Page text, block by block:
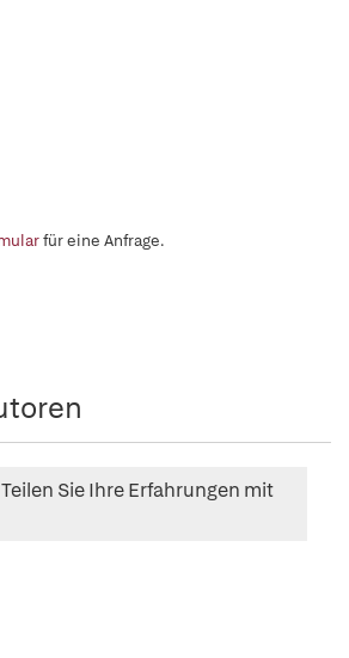
für eine Anfrage.
Sie Ihre Erfahrungen mit